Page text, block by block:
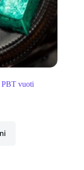
vuoti